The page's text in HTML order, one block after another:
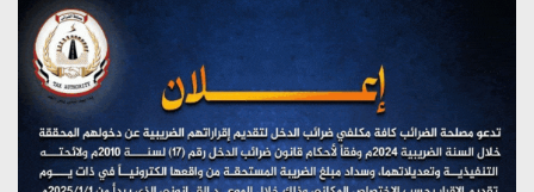
(نحن لا نهزم) بث مباشر
تستمعون لبرنامج (هندسة الوهم)
يوليو 28, 2026